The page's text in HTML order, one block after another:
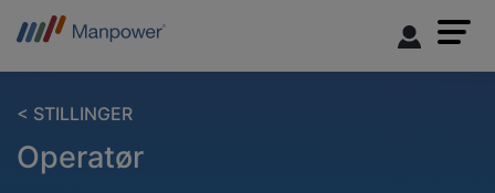
< STILLINGER
Operatør